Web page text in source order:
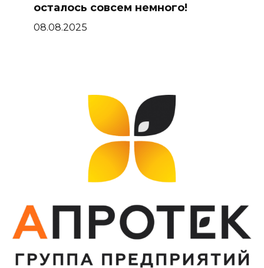
осталось совсем немного!
08.08.2025